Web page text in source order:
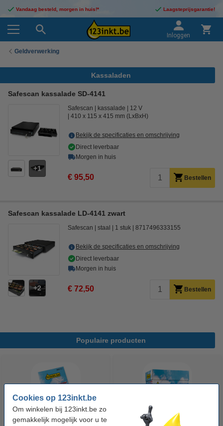
Cookies op 123inkt.be
Om winkelen bij 123inkt.be zo
gemakkelijk mogelijk voor u te
Vandaag besteld, morgen in huis!* Laagsteprijsgarantie!
Inloggen
Geldverwerking
Kassaladen
Safescan kassalade SD-4141
1
Safescan kassalade
12 V
410 x 115 x 415 mm (LxBxH)
Bekijk de specificaties en omschrijving
Direct leverbaar
Morgen in huis
€ 95,50 Bestellen
Safescan kassalade LD-4141 zwart
2
Safescan staal 1 stuk 8717496333155
Bekijk de specificaties en omschrijving
Direct leverbaar
Morgen in huis
€ 72,50 Bestellen
Populaire producten